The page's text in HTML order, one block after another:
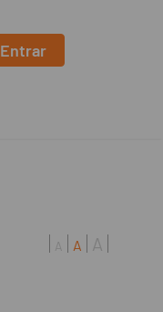
Entrar
A A A